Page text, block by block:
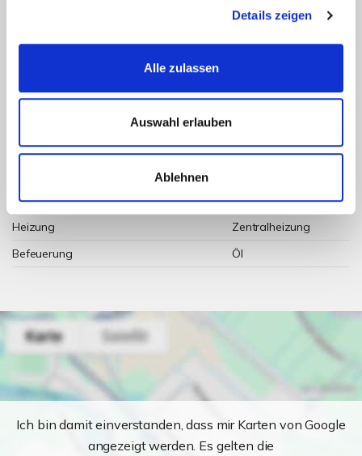
Details zeigen
Alle zulassen
Auswahl erlauben
Ablehnen
Wesentlicher Energieträger
Energieausweis gültig bis
2024-10-14
Energieausweis Jahrgang
Energieverbrauch für Warmwasser
enthalten
Energieausweis Werteklasse
Energieausweis Baujahr
1986
Heizung
Zentralheizung
Befeuerung
Öl
Ich bin damit einverstanden, dass mir Karten von Google
angezeigt werden. Es gelten die